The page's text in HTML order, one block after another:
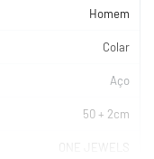
Homem
Colar
Aço
50 + 2cm
ONE JEWELS